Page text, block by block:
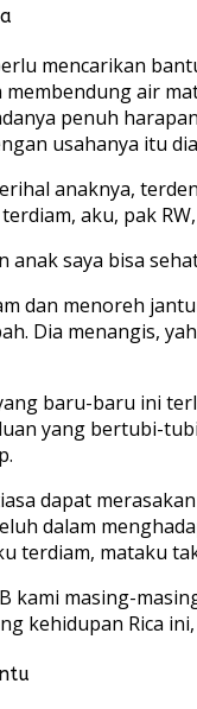
mencarikan
air
penuh
usahanya itu
anaknya,
aku, pak
anak saya bisa
dan menoreh
Dia menangis,
baru-baru ini
yang bertubi-
dapat
dalam
terdiam,
kami masing-
kehidupan Rica